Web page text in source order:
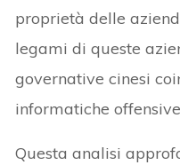
proprietà delle
legami di queste
governative cinesi
informatiche
Questa analisi